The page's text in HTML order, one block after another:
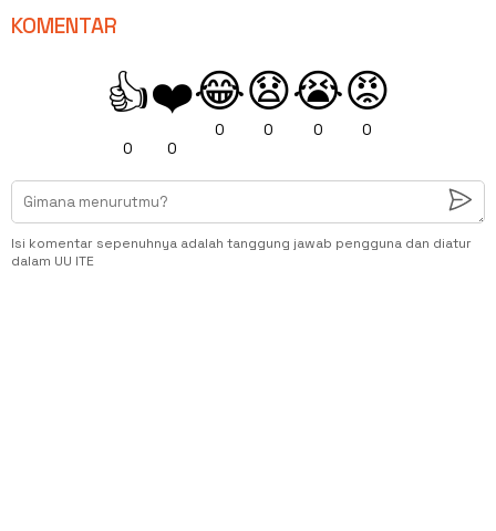
KOMENTAR
👍
0
❤️
0
😂
0
😧
0
😭
0
😡
0
Isi komentar sepenuhnya adalah tanggung jawab pengguna dan diatur
dalam UU ITE